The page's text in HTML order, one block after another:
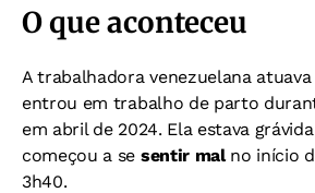
O que aconteceu
A trabalhadora venezuelana
entrou em trabalho de parto
em abril de 2024. Ela estava
começou a se sentir mal no início
3h40.